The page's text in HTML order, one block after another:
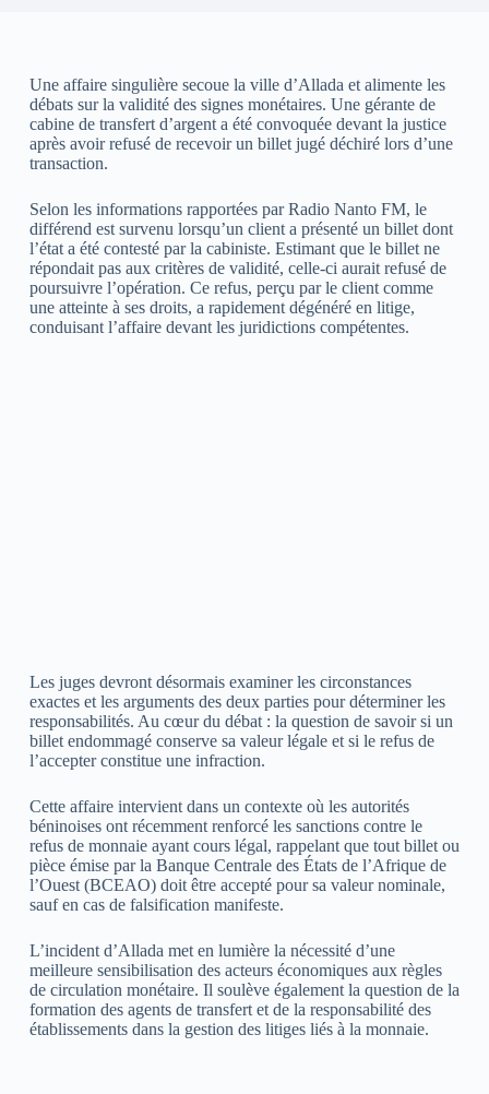
Une affaire singulière secoue la ville d’Allada et alimente les
débats sur la validité des signes monétaires. Une gérante de
cabine de transfert d’argent a été convoquée devant la justice
après avoir refusé de recevoir un billet jugé déchiré lors d’une
transaction.
Selon les informations rapportées par Radio Nanto FM, le
différend est survenu lorsqu’un client a présenté un billet dont
l’état a été contesté par la cabiniste. Estimant que le billet ne
répondait pas aux critères de validité, celle-ci aurait refusé de
poursuivre l’opération. Ce refus, perçu par le client comme
une atteinte à ses droits, a rapidement dégénéré en litige,
conduisant l’affaire devant les juridictions compétentes.
Les juges devront désormais examiner les circonstances
exactes et les arguments des deux parties pour déterminer les
responsabilités. Au cœur du débat : la question de savoir si un
billet endommagé conserve sa valeur légale et si le refus de
l’accepter constitue une infraction.
Cette affaire intervient dans un contexte où les autorités
béninoises ont récemment renforcé les sanctions contre le
refus de monnaie ayant cours légal, rappelant que tout billet ou
pièce émise par la Banque Centrale des États de l’Afrique de
l’Ouest (BCEAO) doit être accepté pour sa valeur nominale,
sauf en cas de falsification manifeste.
L’incident d’Allada met en lumière la nécessité d’une
meilleure sensibilisation des acteurs économiques aux règles
de circulation monétaire. Il soulève également la question de la
formation des agents de transfert et de la responsabilité des
établissements dans la gestion des litiges liés à la monnaie.